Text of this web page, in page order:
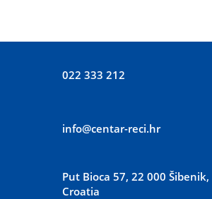
022 333 212
info@centar-reci.hr
Put Bioca 57, 22 000 Šibenik,
Croatia